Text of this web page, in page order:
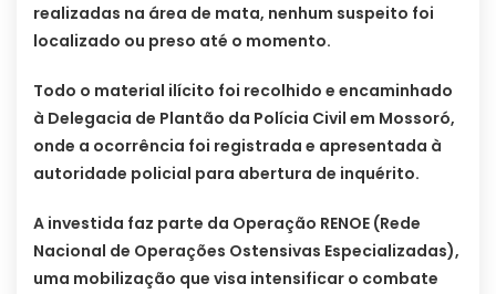
realizadas na área de mata, nenhum suspeito foi
localizado ou preso até o momento.
Todo o material ilícito foi recolhido e encaminhado
à Delegacia de Plantão da Polícia Civil em Mossoró,
onde a ocorrência foi registrada e apresentada à
autoridade policial para abertura de inquérito.
A investida faz parte da Operação RENOE (Rede
Nacional de Operações Ostensivas Especializadas),
uma mobilização que visa intensificar o combate